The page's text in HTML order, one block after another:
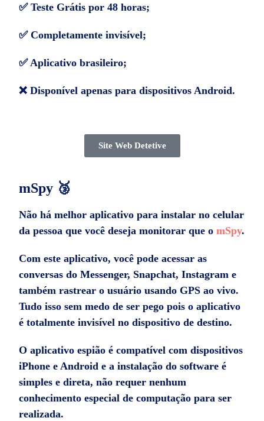
✅ Teste Grátis por 48 horas;
✅ Completamente invisível;
✅ Aplicativo brasileiro;
❌ Disponível apenas para dispositivos Android.
Site Web Detetive
mSpy 🥉
Não há melhor aplicativo para instalar no celular
da pessoa que você deseja monitorar que omSpy.
Com este aplicativo, você pode acessar as
conversas do Messenger, Snapchat, Instagram e
também rastrear o usuário usando GPS ao vivo.
Tudo isso sem medo de ser pego pois o aplicativo
é totalmente invisível no dispositivo de destino.
O aplicativo espião é compatível com dispositivos
iPhone e Android e a instalação do software é
simples e direta, não requer nenhum
conhecimento especial de computação para ser
realizada.